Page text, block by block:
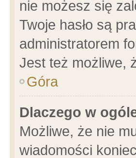
nie możesz się
Twoje hasło są
administratorem
Jest też możliwe,
Góra
Dlaczego w
Możliwe, że nie
wiadomości